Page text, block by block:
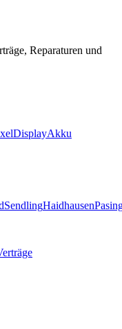
Reparaturen und
DisplayAkku
SendlingHaidhausen